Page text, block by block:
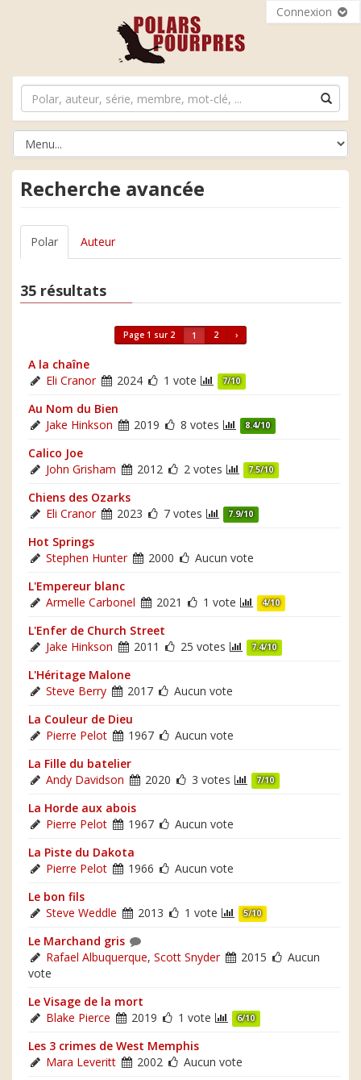
Connexion
Recherche avancée
Polar Auteur
35 résultats
Page 1 sur 2 1 2 ›
A la chaîne
Eli Cranor
2024 1 vote 7/10
Au Nom du Bien
Jake Hinkson
2019 8 votes 8.4/10
Calico Joe
John Grisham
2012 2 votes 7.5/10
Chiens des Ozarks
Eli Cranor
2023 7 votes 7.9/10
Hot Springs
Stephen Hunter
2000
Aucun vote
L'Empereur blanc
Armelle Carbonel
2021 1 vote 4/10
L'Enfer de Church Street
Jake Hinkson
2011 25 votes 7.4/10
L'Héritage Malone
Steve Berry
2017
Aucun vote
La Couleur de Dieu
Pierre Pelot
1967
Aucun vote
La Fille du batelier
Andy Davidson
2020 3 votes 7/10
La Horde aux abois
Pierre Pelot
1967
Aucun vote
La Piste du Dakota
Pierre Pelot
1966
Aucun vote
Le bon fils
Steve Weddle
2013 1 vote 5/10
Le Marchand gris
Rafael Albuquerque, Scott Snyder 2015
Aucun
vote
Le Visage de la mort
Blake Pierce
2019 1 vote 6/10
Les 3 crimes de West Memphis
Mara Leveritt
2002
Aucun vote